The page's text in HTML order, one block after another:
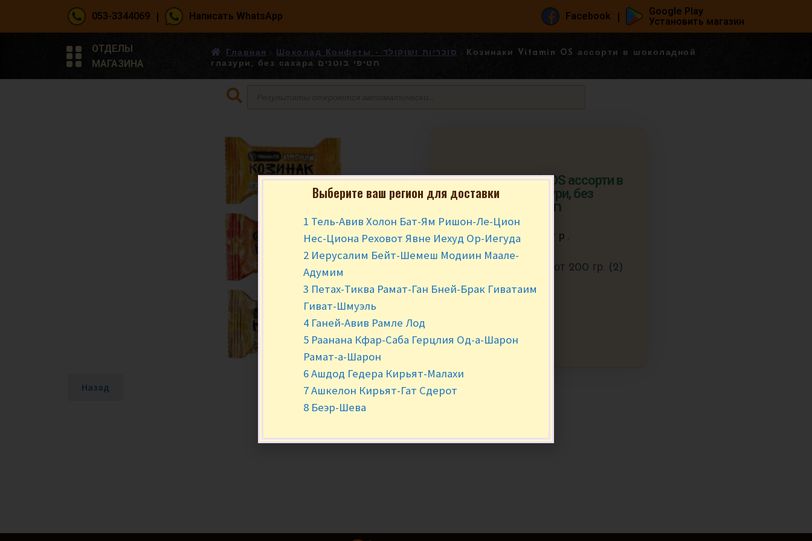
053-3344069 | Написать WhatsApp Facebook |
Google Play
Установить магазин
ОТДЕЛЫ
МАГАЗИНА
Главная Шоколад Конфеты - סוכריות ושוקולד
Козинаки Vitamin OS ассорти в шоколадной
глазури, без сахара חטיפי בוטנים
Козинаки Vitamin OS ассорти в
шоколадной глазури, без
сахара חטיפי בוטנים
₪7.90 за 100 гр.
Минимальный заказ от 200 гр. (2)
Нет в наличии
Назад
Выберите ваш регион для доставки
1 Тель-Авив Холон Бат-Ям Ришон-Ле-Цион
Нес-Циона Реховот Явне Иехуд Ор-Иегуда
2 Иерусалим Бейт-Шемеш Модиин Маале-
Адумим
3 Петах-Тиква Рамат-Ган Бней-Брак Гиватаим
Гиват-Шмуэль
4 Ганей-Авив Рамле Лод
5 Раанана Кфар-Саба Герцлия Од-а-Шарон
Рамат-а-Шарон
6 Ашдод Гедера Кирьят-Малахи
7 Ашкелон Кирьят-Гат Сдерот
8 Беэр-Шева